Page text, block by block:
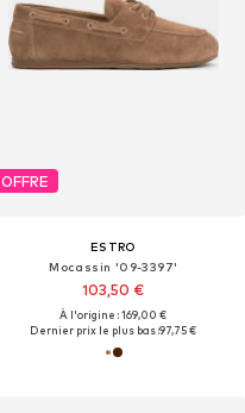
OFFRE
ESTRO
Mocassin '09-3397'
103,50 €
À l'origine : 169,00 €
Dernier prix le plus bas :97,75 €